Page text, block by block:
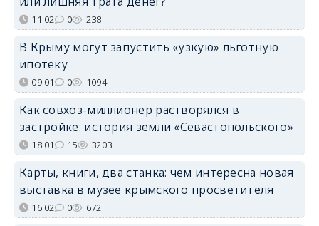
11:02 0 238
В Крыму могут запустить «узкую» льготную
ипотеку
09:01 0 1094
Как совхоз-миллионер растворялся в
застройке: история земли «Севастопольского»
18:01 15 3203
Карты, книги, два станка: чем интересна новая
выставка в музее крымского просветителя
16:02 0 672